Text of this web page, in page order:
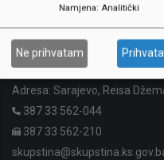
KONTAKTI
SKUPŠTINA
Adresa: Sarajevo, Reisa
387 33 562-044
387 33 562-210
Namjena: Analitički
Ne prihvatam